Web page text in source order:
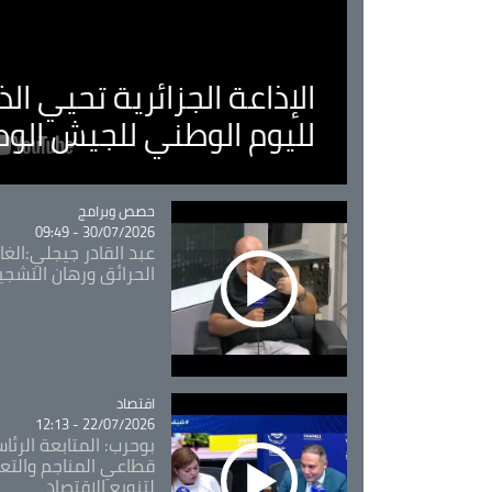
الإذاعة الجزائرية تحيي
لليوم الوطني للجيش
Catégorie
حصص وبرامج
30/07/2026 - 09:49
عبد القادر
الحرائق ورهان
Catégorie
اقتصاد
22/07/2026 - 12:13
بوحرب: المتابعة
قطاعي المناجم